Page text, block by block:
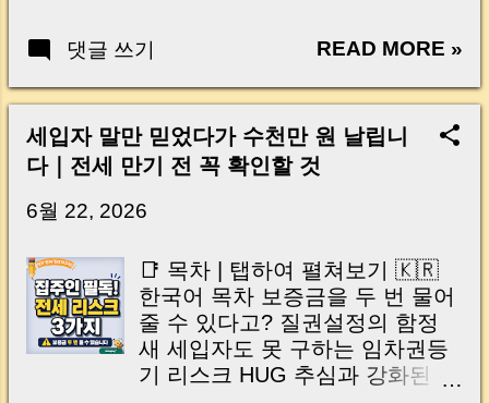
할 행동 부터 보험사와 합의할 때
자산을 지키기 위해 알아두면 좋
은 체크포인트 까지 실제 ...
바로 에어컨 수리비 부담 입니다.
무더운 여름, 퇴근 후 집에 들어왔
는데 에어컨이 갑자기 작동하지
자는 “옵션으로 제공된 시설이니
집주인이 고쳐줘야 하는 것 아닌
“몇 년 동안 잘 사용하다가 고장
요?”라고 생각할 수 있습니다. 실
제로 전월세 계약에서 에어컨, 보
일러, 세탁기 같은 옵션 시설물 고
장은 임대인과 임차인 사이의 대
표적인 분쟁 원인입니다. 특히 에
묻는 질문 Q&A 마무리 🇺🇸
Special Clauses Matter in Rental
Contracts 5 Essential Clauses for
Tenants 3 Essential Clauses for
Landlords Important Tips When
Writing Clauses Final Rental
Asked Questions Conclusion 전
월세 계약 전, 특약 한 줄이 보증
금을 지킵니다 전세나 월세 계약
을 앞두고 있다면 계약서의 기본
내용만 확인해서는 부족합니다.
보증금, 월세, 계약기간도 중요하
댓글 쓰기 READ MORE »
세입자 말만 믿었다가 수천만 원 날립니
다｜전세 만기 전 꼭 확인할 것
6월 22, 2026
📑 목차 | 탭하여 펼쳐보기 🇰🇷
한국어 목차 보증금을 두 번 물어
줄 수 있다고? 질권설정의 함정
새 세입자도 못 구하는 임차권등
기 리스크 HUG 추심과 강화된 전